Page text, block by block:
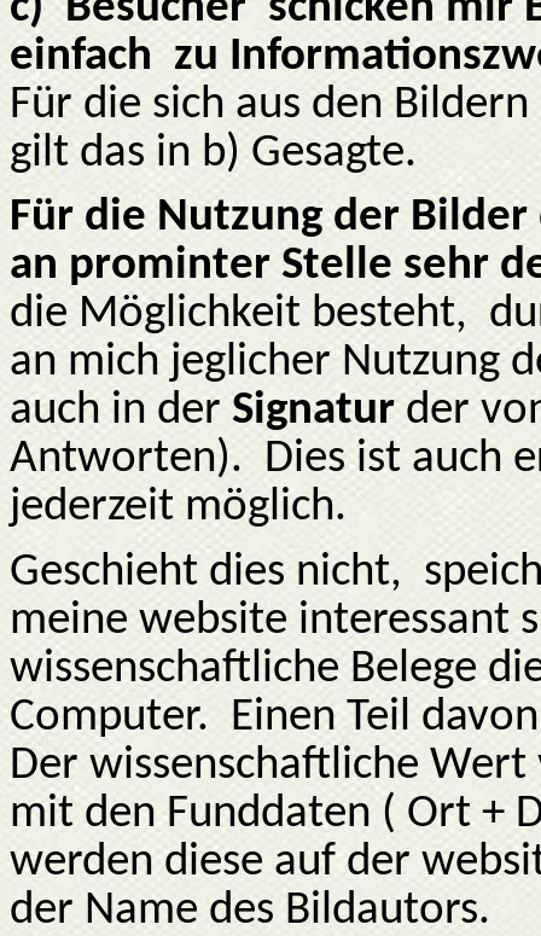
einfach zu
Für die sich aus den
gilt das in b) Gesagte.
Für die Nutzung der
an prominter Stelle sehr
die Möglichkeit besteht,
an mich jeglicher Nutzung
auch in der Signaturder
Antworten). Dies ist auch
jederzeit möglich.
Geschieht dies nicht,
meine website interessant
wissenschaftliche Belege
Computer. Einen Teil
Der wissenschaftliche
mit den Funddaten ( Ort +
werden diese auf der
der Name des Bildautors.